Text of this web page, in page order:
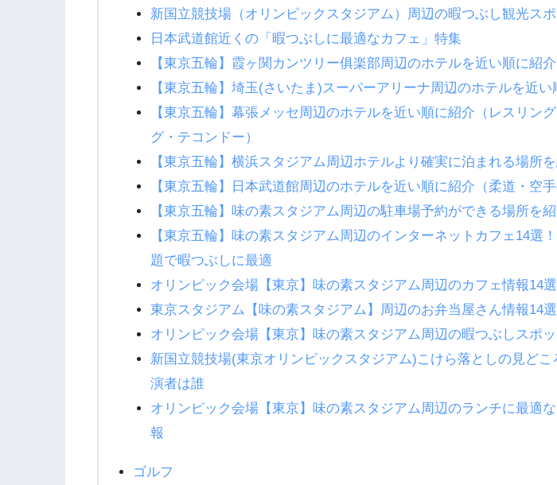
新国立競技場（オリンピックスタジアム）周辺の暇つぶし観光ス
日本武道館近くの「暇つぶしに最適なカフェ」特集
【東京五輪】霞ヶ関カンツリー俱楽部周辺のホテルを近い順に紹介
【東京五輪】埼玉(さいたま)スーパーアリーナ周辺のホテルを近い
【東京五輪】幕張メッセ周辺のホテルを近い順に紹介（レスリン
グ・テコンドー）
【東京五輪】横浜スタジアム周辺ホテルより確実に泊まれる場所
【東京五輪】日本武道館周辺のホテルを近い順に紹介（柔道・空手
【東京五輪】味の素スタジアム周辺の駐車場予約ができる場所を
【東京五輪】味の素スタジアム周辺のインターネットカフェ14選
題で暇つぶしに最適
オリンピック会場【東京】味の素スタジアム周辺のカフェ情報14選
東京スタジアム【味の素スタジアム】周辺のお弁当屋さん情報14選
オリンピック会場【東京】味の素スタジアム周辺の暇つぶしスポッ
新国立競技場(東京オリンピックスタジアム)こけら落としの見どこ
演者は誰
オリンピック会場【東京】味の素スタジアム周辺のランチに最適
報
ゴルフ